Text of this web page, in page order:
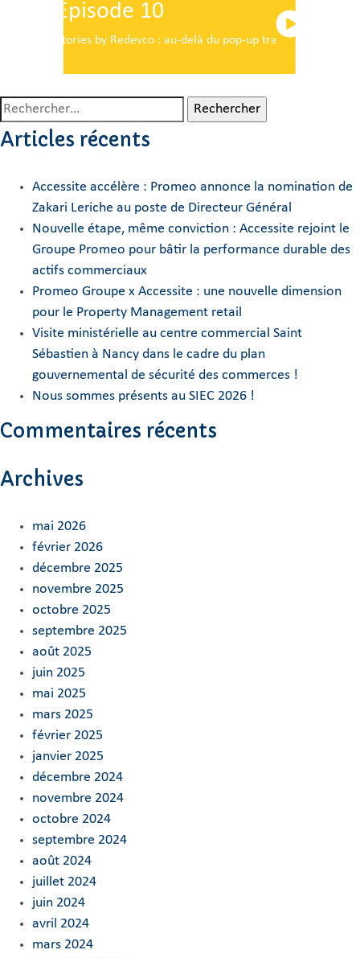
Episode 10
Stories by Redevco : au-delà du pop-up traditionnel
Rechercher :
Articles récents
Accessite accélère : Promeo annonce la nomination de
Zakari Leriche au poste de Directeur Général
Nouvelle étape, même conviction : Accessite rejoint le
Groupe Promeo pour bâtir la performance durable des
actifs commerciaux
Promeo Groupe x Accessite : une nouvelle dimension
pour le Property Management retail
Visite ministérielle au centre commercial Saint
Sébastien à Nancy dans le cadre du plan
gouvernemental de sécurité des commerces !
Nous sommes présents au SIEC 2026 !
Commentaires récents
Archives
mai 2026
février 2026
décembre 2025
novembre 2025
octobre 2025
septembre 2025
août 2025
juin 2025
mai 2025
mars 2025
février 2025
janvier 2025
décembre 2024
novembre 2024
octobre 2024
septembre 2024
août 2024
juillet 2024
juin 2024
avril 2024
mars 2024